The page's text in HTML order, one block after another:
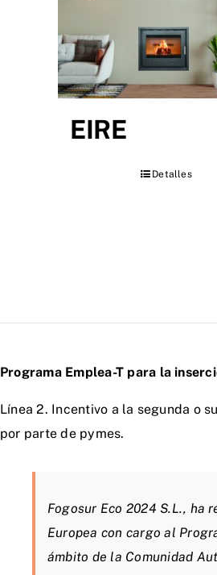
EIRE
Detalles
Programa Emplea-T para la
Línea 2. Incentivo a la segunda o
por parte de pymes.
Fogosur Eco 2024 S.L., ha
Europea con cargo al
ámbito de la Comunidad